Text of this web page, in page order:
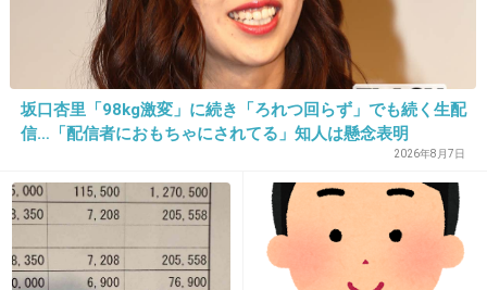
母親似なら美人だったのに、ジャムおじさんみたいな父親
と同じ顔です。w
なにで決まるんでしょうね？妊娠中にでも念じれば何か違
ったのかな…
+7
25. 匿名 2019/01/08(火) 20:20:10
かなり似てるんだね
坂口杏里「98kg激変」に続き「ろれつ回らず」でも続く生配
信…「配信者におもちゃにされてる」知人は懸念表明
2026年8月7日